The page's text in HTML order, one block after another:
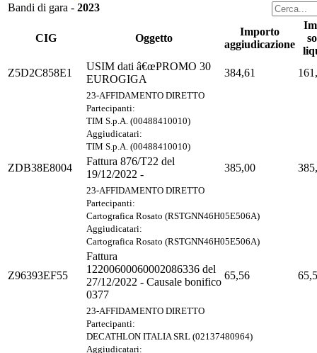
Bandi di gara - 2023
CIG Oggetto
Importo
aggiudicazione
Z5D2C858E1
USIM dati â€œPROMO 30
EUROGIGA
384,61
23-AFFIDAMENTO DIRETTO
Partecipanti:
TIM S.p.A. (00488410010)
Aggiudicatari:
TIM S.p.A. (00488410010)
ZDB38E8004
Fattura 876/T22 del
19/12/2022 -
385,00
23-AFFIDAMENTO DIRETTO
Partecipanti:
Cartografica Rosato (RSTGNN46H05E506A)
Aggiudicatari:
Cartografica Rosato (RSTGNN46H05E506A)
Z96393EF55
Fattura
12200600060002086336 del
27/12/2022 - Causale bonifico
0377
65,56
23-AFFIDAMENTO DIRETTO
Partecipanti:
DECATHLON ITALIA SRL (02137480964)
Aggiudicatari: